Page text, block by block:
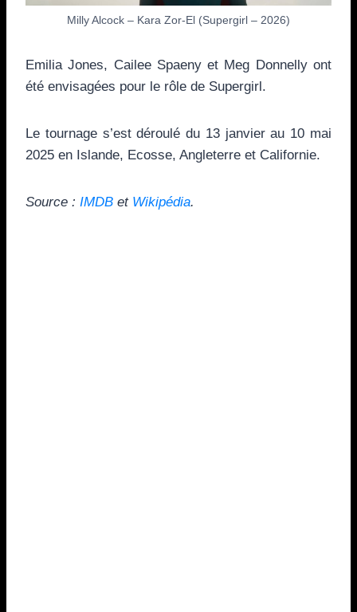
Milly Alcock – Kara Zor-El (Supergirl – 2026)
Emilia Jones, Cailee Spaeny et Meg Donnelly ont
été envisagées pour le rôle de Supergirl.
Le tournage s’est déroulé du 13 janvier au 10 mai
2025 en Islande, Ecosse, Angleterre et Californie.
Source : IMDB et Wikipédia.